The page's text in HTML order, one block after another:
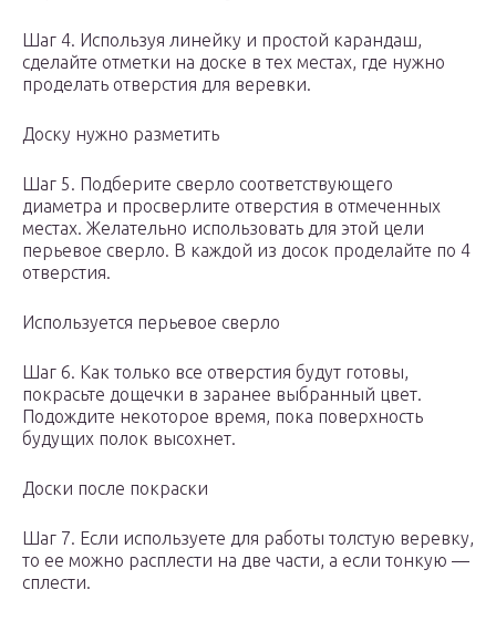
Шаг 4. Используя линейку и простой карандаш,
сделайте отметки на доске в тех местах, где нужно
проделать отверстия для веревки.
Доску нужно разметить
Шаг 5. Подберите сверло соответствующего
диаметра и просверлите отверстия в отмеченных
местах. Желательно использовать для этой цели
перьевое сверло. В каждой из досок проделайте по 4
отверстия.
Используется перьевое сверло
Шаг 6. Как только все отверстия будут готовы,
покрасьте дощечки в заранее выбранный цвет.
Подождите некоторое время, пока поверхность
будущих полок высохнет.
Доски после покраски
Шаг 7. Если используете для работы толстую веревку,
то ее можно расплести на две части, а если тонкую —
сплести.